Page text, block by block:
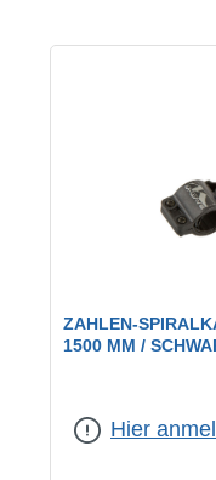
ZAHLEN-
1500 MM /
Hier